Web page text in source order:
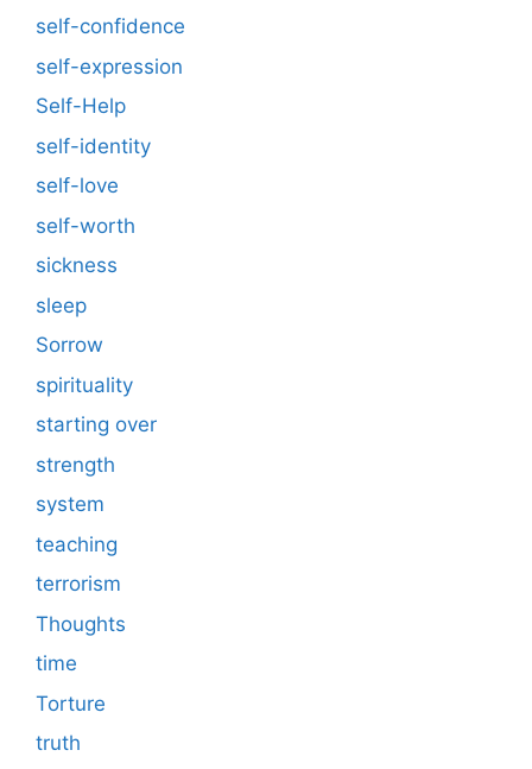
self-confidence
self-expression
Self-Help
self-identity
self-love
self-worth
sickness
sleep
Sorrow
spirituality
starting over
strength
system
teaching
terrorism
Thoughts
time
Torture
truth